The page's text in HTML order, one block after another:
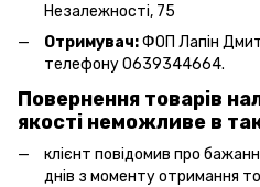
Незалежності, 75
Отримувач:ФОП Лапін
телефону 0639344664.
Повернення товарів
якості неможливе в
клієнт повідомив про
днів з моменту отримання